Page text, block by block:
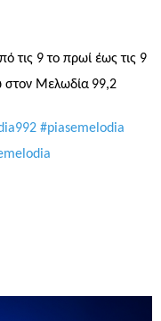
τις 9 το πρωί έως τις 9
στον Μελωδία 99,2
#piasemelodia